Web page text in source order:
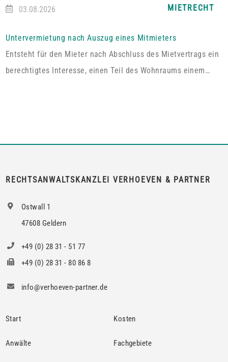
Oberlandesgericht Zweibrücken entschiedenen Fall umfasste
alleinige ausschließliche Benutzung der abgeschlossenen
Wohnung im Dachgeschoss“. Tatsächlich handelt es sich bei
dem […]
03.08.2026 MIETRECHT
Untervermietung nach Auszug eines Mitmieters
Entsteht für den Mieter nach Abschluss des Mietvertrags ein
berechtigtes Interesse, einen Teil des Wohnraums einem
RECHTSANWALTSKANZLEI VERHOEVEN & PARTNER
Ostwall 1
47608 Geldern
+49 (0) 28 31 - 51 77
+49 (0) 28 31 - 80 86 8
info@verhoeven-partner.de
Start Kosten
Anwälte Fachgebiete